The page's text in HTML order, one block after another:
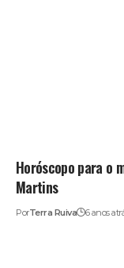
Horóscopo para o
Martins
PorTerra Ruiva 6 anos